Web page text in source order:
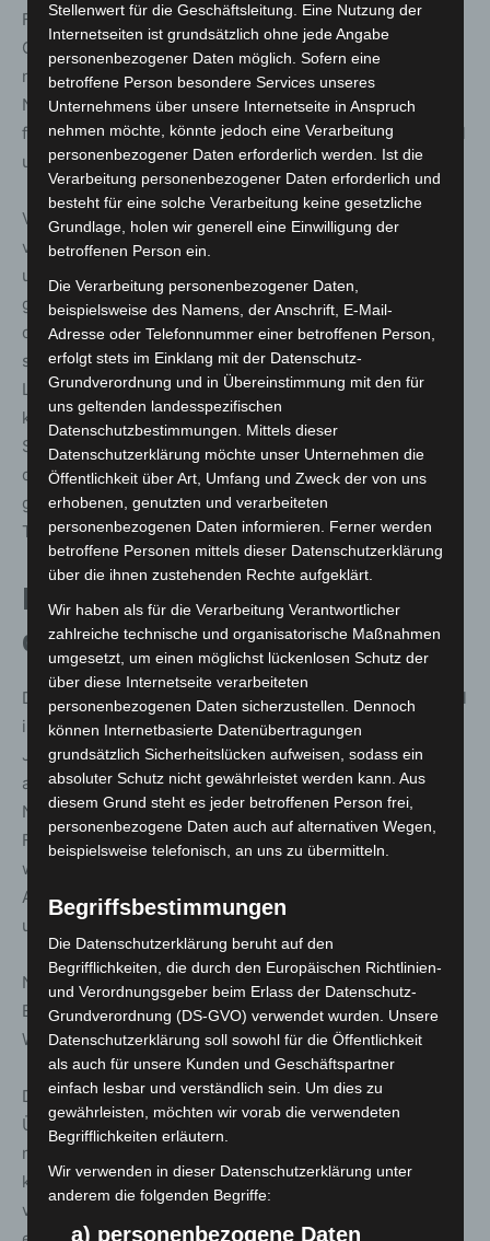
Für den Betrieb im öffentlichen Raum war eine spezielle
Genehmigung durch das Kraftfahrt-Bundesamt (KBA)
notwendig. Diese wurde für den Betrieb auf Level-4-
Niveau erteilt. Das bedeutet, der Bus kann automatisiert
fahren, wird jedoch stets von qualifiziertem Fahrpersonal
und technischer Aufsicht an Bord begleitet.
Verkehrsdezernent Ulf-Birger Franz: „Wir haben in den
vergangenen Monaten alle Hebel in Bewegung gesetzt,
um die notwendigen Genehmigungen zu erhalten. Umso
glücklicher sind wir jetzt, dass wir nun soweit sind, bald
die ersten Messfahrten durchführen zu können. Diese
sind notwendig, damit der Bus den zukünftigen
Linienweg und dessen Umgebung hochgenau messen
kann. Für ein solches Projekt gilt natürlich, dass
Sicherheit vor Schnelligkeit geht. Deswegen werden wir
die kommenden Wochen nutzen, die Messfahrten
gründlich durchzuführen, um danach den realen
Testbetrieb zu starten.“
Bürgerbeteiligung im Mittelpunkt
der nächsten Projektphase
Der offizielle Testbetrieb für Bürgerinnen und Bürger soll
im dritten Quartal 2025 starten. Interessierte ab 18
Jahren können sich im Vorfeld online oder per Formular
anmelden. Rückmeldungen der Fahrgäste zur
Nutzererfahrung, Barrierefreiheit und zum allgemeinen
Fahrgefühl werden über Online-Umfragen
wissenschaftlich ausgewertet. Eine erste Umfrage zur
Akzeptanz des autonomen Fahrens ist bereits online
unter
uestra.de/albus verfügbar.
Nach Abschluss des Testbetriebs erfolgt eine zweite
Erhebung zur Erfassung von Veränderungen in der
Wahrnehmung und Akzeptanz.
Denise Hain, Vorständin und Arbeitsdirektorin der
ÜSTRA, betont: „Wir freuen uns, mit albus Erfahrungen
mit einer wichtigen Zukunftstechnologie sammeln zu
können. Insofern ist die Erprobung eines
vollautomatisierten Linienbusses in Burgdorf nicht nur
Stellenwert für die Geschäftsleitung. Eine Nutzung der
Internetseiten ist grundsätzlich ohne jede Angabe
personenbezogener Daten möglich. Sofern eine
betroffene Person besondere Services unseres
Unternehmens über unsere Internetseite in Anspruch
nehmen möchte, könnte jedoch eine Verarbeitung
personenbezogener Daten erforderlich werden. Ist die
Verarbeitung personenbezogener Daten erforderlich und
besteht für eine solche Verarbeitung keine gesetzliche
Grundlage, holen wir generell eine Einwilligung der
betroffenen Person ein.
Die Verarbeitung personenbezogener Daten,
beispielsweise des Namens, der Anschrift, E-Mail-
Adresse oder Telefonnummer einer betroffenen Person,
erfolgt stets im Einklang mit der Datenschutz-
Grundverordnung und in Übereinstimmung mit den für
uns geltenden landesspezifischen
Datenschutzbestimmungen. Mittels dieser
Datenschutzerklärung möchte unser Unternehmen die
Öffentlichkeit über Art, Umfang und Zweck der von uns
erhobenen, genutzten und verarbeiteten
personenbezogenen Daten informieren. Ferner werden
betroffene Personen mittels dieser Datenschutzerklärung
über die ihnen zustehenden Rechte aufgeklärt.
Wir haben als für die Verarbeitung Verantwortlicher
zahlreiche technische und organisatorische Maßnahmen
umgesetzt, um einen möglichst lückenlosen Schutz der
über diese Internetseite verarbeiteten
personenbezogenen Daten sicherzustellen. Dennoch
können Internetbasierte Datenübertragungen
grundsätzlich Sicherheitslücken aufweisen, sodass ein
absoluter Schutz nicht gewährleistet werden kann. Aus
diesem Grund steht es jeder betroffenen Person frei,
personenbezogene Daten auch auf alternativen Wegen,
beispielsweise telefonisch, an uns zu übermitteln.
Begriffsbestimmungen
Die Datenschutzerklärung beruht auf den
Begrifflichkeiten, die durch den Europäischen Richtlinien-
und Verordnungsgeber beim Erlass der Datenschutz-
Grundverordnung (DS-GVO) verwendet wurden. Unsere
Datenschutzerklärung soll sowohl für die Öffentlichkeit
als auch für unsere Kunden und Geschäftspartner
einfach lesbar und verständlich sein. Um dies zu
gewährleisten, möchten wir vorab die verwendeten
Begrifflichkeiten erläutern.
Wir verwenden in dieser Datenschutzerklärung unter
anderem die folgenden Begriffe:
a) personenbezogene Daten